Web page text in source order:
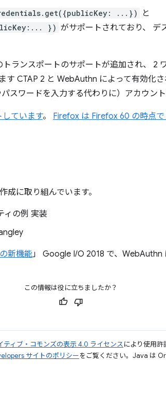
...}) と
}) がサポートされており、 デ
ランスポートのサポートが追加され、 2
す CTAP 2 と WebAuthn によって有効化
スワードを入力する代わりに）アカウン
ています。 Firefox は Firefox 60 の時点
に取り組んでいます。
ィの例 実装
新機能」 Google I/O 2018 で、WebAuthn
この情報は役に立ちましたか？
ティブ・コモンズの表示 4.0 ライセンスにより使用
サイトのポリシーをご覧ください。Java は